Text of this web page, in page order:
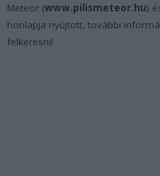
Meteor (www.pilismeteor.hu)
honlapja nyújtott, további
felkeresni!